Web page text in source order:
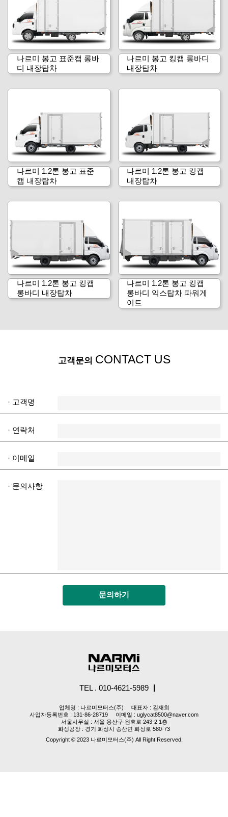
나르미 봉고 표준캡 롱바
디 내장탑차
나르미 봉고 킹캡 롱바디
내장탑차
나르미 1.2톤 봉고 표준
캡 내장탑차
나르미 1.2톤 봉고 킹캡
내장탑차
나르미 1.2톤 봉고 킹캡
롱바디 내장탑차
나르미 1.2톤 봉고 킹캡
롱바디 익스탑차 파워게
이트
고객문의 CONTACT US
· 고객명
· 연락처
· 이메일
· 문의사항
문의하기
TEL . 010-4621-5989
업체명 : 나르미모터스(주)
대표자 : 김재희
사업자등록번호 : 131-86-28719
이메일 : uglycat8500@naver.com
서울사무실 : 서울 용산구 원효로 243-2 1층
화성공장 : 경기 화성시 송산면 화성로 580-73
Copyright © 2023 나르미모터스(주) All Right Reserved.